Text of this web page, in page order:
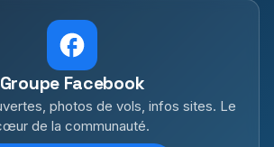
Groupe Facebook
photos de vols, infos sites. Le
de la communauté.